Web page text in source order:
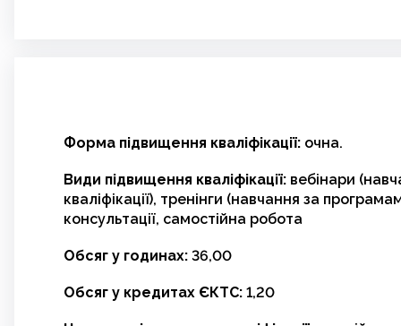
Форма підвищення кваліфікації: очна.
Види підвищення кваліфікації: вебінари
кваліфікації), тренінги (навчання за
консультації, самостійна робота
Обсяг у годинах: 36,00
Обсяг у кредитах ЄКТС: 1,20